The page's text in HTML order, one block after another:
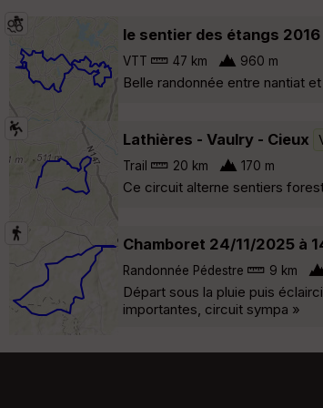
le sentier des étangs 2016
VTT 47 km 960 m
Belle randonnée entre nantiat
Lathières - Vaulry - Cieux
Trail 20 km 170 m
Ce circuit alterne sentiers
Chamboret 24/11/2025 à
Randonnée Pédestre 9 km
Départ sous la pluie puis
importantes, circuit sympa »